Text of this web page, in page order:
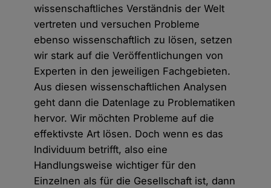
wissenschaftliches Verständnis der Welt
vertreten und versuchen Probleme
ebenso wissenschaftlich zu lösen, setzen
wir stark auf die Veröffentlichungen von
Experten in den jeweiligen Fachgebieten.
Aus diesen wissenschaftlichen Analysen
geht dann die Datenlage zu Problematiken
hervor. Wir möchten Probleme auf die
effektivste Art lösen. Doch wenn es das
Individuum betrifft, also eine
Handlungsweise wichtiger für den
Einzelnen als für die Gesellschaft ist, dann